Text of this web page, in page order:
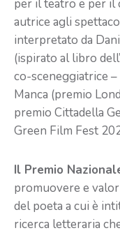
per il teatro e per il
autrice agli
interpretato da
(ispirato al libro
co-sceneggiatrice
Manca (premio
premio Cittadella
Green Film Fest
Il Premio
promuovere e
del poeta a cui è
ricerca letteraria